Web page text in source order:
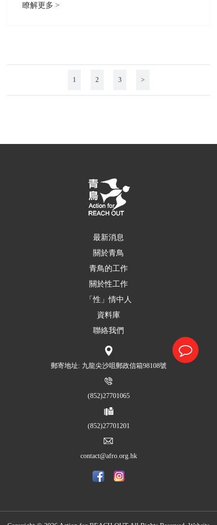
瞭解更多 >
1 2 3 >
最新消息
關於青鳥
青鳥的工作
關於性工作
「性」情中人
資料庫
聯絡我們
郵寄地址: 九龍尖沙咀郵政信箱98108號
(852)27701065
(852)27701201
contact@afro.org.hk